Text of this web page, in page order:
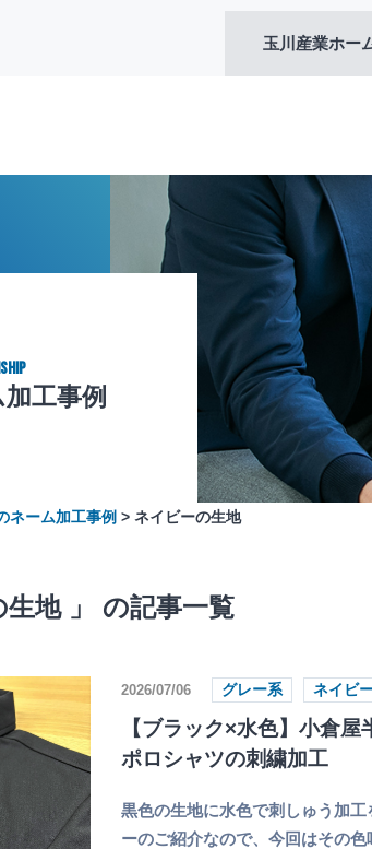
玉川産業ホー
工事例
ネーム加工事例 > ネイビーの生地
生地 」 の記事一覧
2026/07/06 グレー系 ネイビ
【ブラック×水色】小倉屋
ポロシャツの刺繍加工
黒色の生地に水色で刺しゅう加
ーのご紹介なので、今回はその